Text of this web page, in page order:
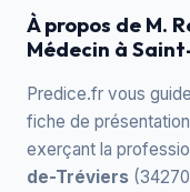
À propos de M.
Médecin à
Predice.fr vous
fiche de
exerçant la
de-Tréviers